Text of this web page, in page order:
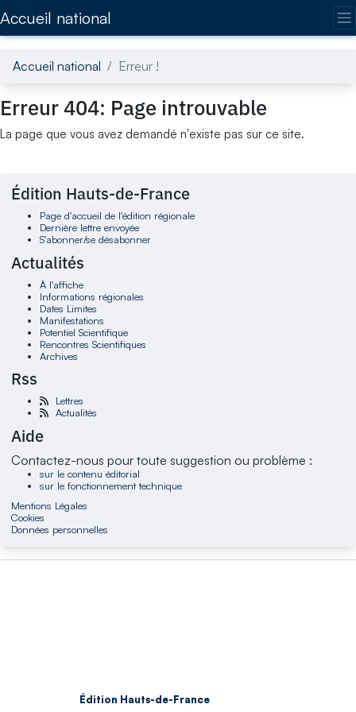
Accueil national
Accueil national Erreur !
Erreur 404: Page introuvable
La page que vous avez demandé n'existe pas sur ce site.
Édition Hauts-de-France
Page d'accueil de l'édition régionale
Dernière lettre envoyée
S'abonner/se désabonner
Actualités
À l'affiche
Informations régionales
Dates Limites
Manifestations
Potentiel Scientifique
Rencontres Scientifiques
Archives
Rss
Lettres
Actualités
Aide
Contactez-nous pour toute suggestion ou problème :
sur le contenu éditorial
sur le fonctionnement technique
Mentions Légales
Cookies
Données personnelles
Édition Hauts-de-France